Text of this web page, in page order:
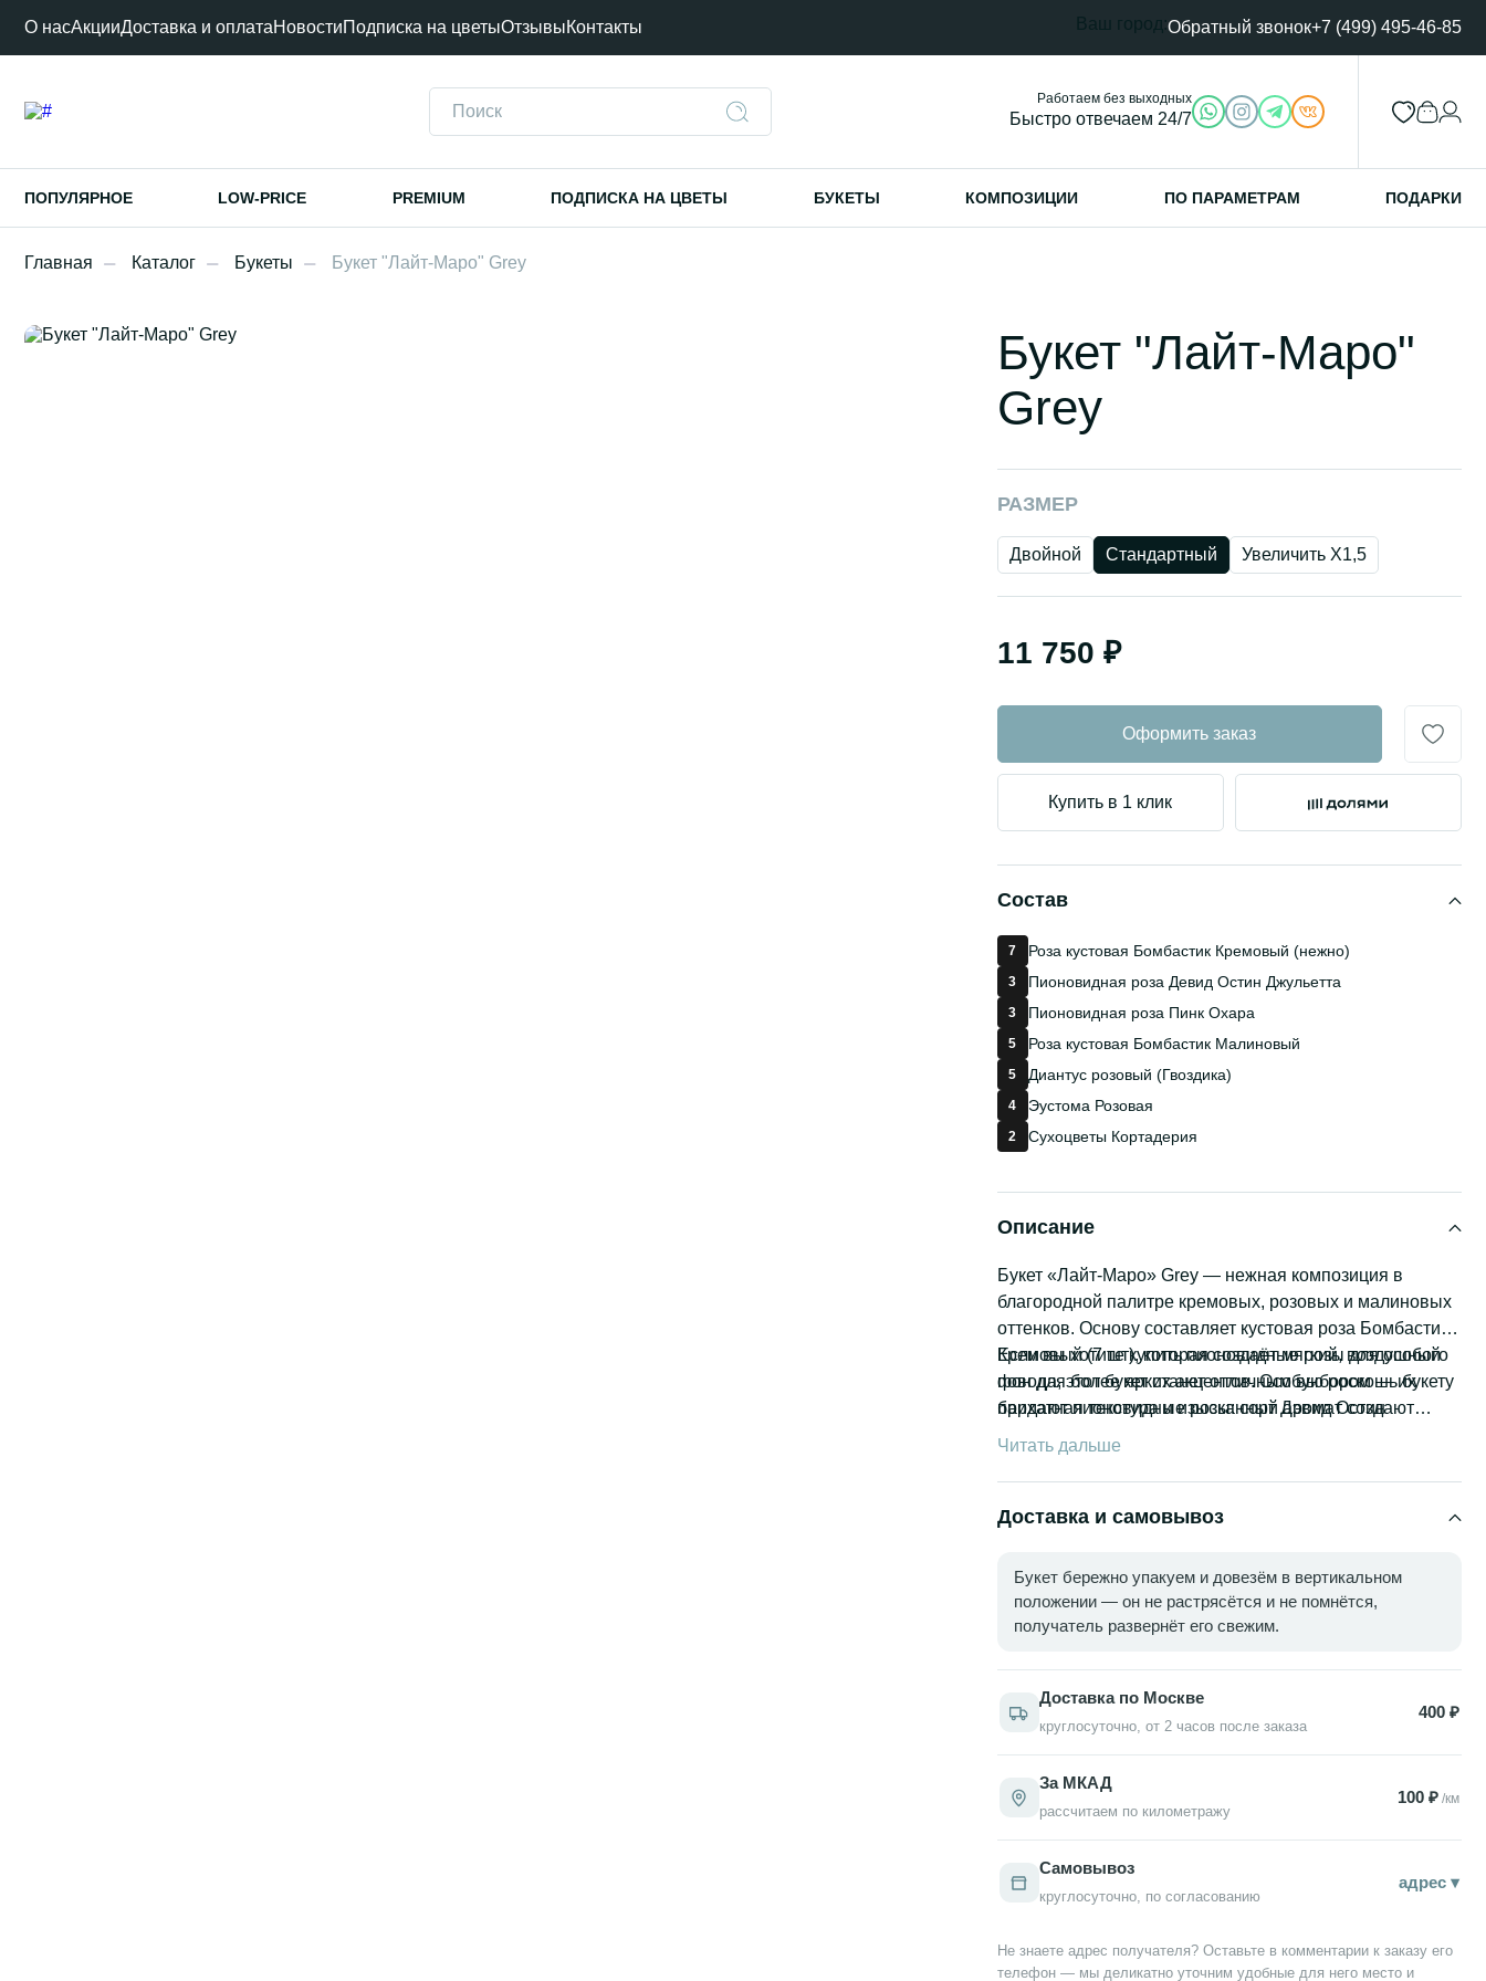
О насАкцииДоставка и оплатаНовостиПодписка на цветыОтзывыКонтакты Ваш город:Обратный звонок+7 (499) 495-46-85
Работаем без выходных
Быстро отвечаем 24/7
ПОПУЛЯРНОЕ LOW-PRICE PREMIUM ПОДПИСКА НА ЦВЕТЫ БУКЕТЫ КОМПОЗИЦИИ ПО ПАРАМЕТРАМ ПОДАРКИ
Главная Каталог Букеты Букет "Лайт-Маро" Grey
Букет "Лайт-Маро"
Grey
РАЗМЕР
Двойной Стандартный Увеличить Х1,5
11 750 ₽
Оформить заказ
Купить в 1 клик
Состав
7 Роза кустовая Бомбастик Кремовый (нежно)
3 Пионовидная роза Девид Остин Джульетта
3 Пионовидная роза Пинк Охара
5 Роза кустовая Бомбастик Малиновый
5 Диантус розовый (Гвоздика)
4 Эустома Розовая
2 Сухоцветы Кортадерия
Описание
Букет «Лайт-Маро» Grey — нежная композиция в
благородной палитре кремовых, розовых и малиновых
оттенков. Основу составляет кустовая роза Бомбастик
Кремовый (7 шт), которая создаёт мягкий, воздушный
фон для более ярких акцентов. Особую роскошь букету
придают пионовидные розы: сорт Дэвид Остин
Джульетта (3 шт) с плотными бутонами персиково-
кремового оттенка и Пинк Охара (3 шт) с нежно-
розовыми лепестками, собранными в объёмные
соцветия, напоминающие пионы.
Если вы хотите купить пионовидные розы для особого
повода, этот букет станет отличным выбором — их
бархатная текстура и изысканный аромат создают
атмосферу праздника.
Читать дальше
Доставка и самовывоз
Букет бережно упакуем и довезём в вертикальном
положении — он не растрясётся и не помнётся,
получатель развернёт его свежим.
Доставка по Москве
круглосуточно, от 2 часов после заказа
400 ₽
За МКАД
рассчитаем по километражу
100 ₽/км
Самовывоз
круглосуточно, по согласованию
адрес ▾
Не знаете адрес получателя? Оставьте в комментарии к заказу его
телефон — мы деликатно уточним удобные для него место и